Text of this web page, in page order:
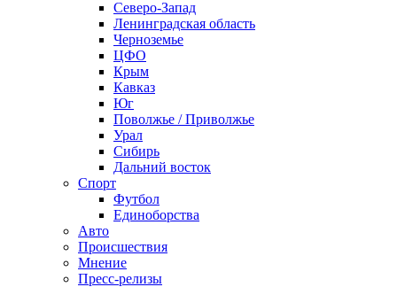
Северо-Запад
Ленинградская область
Черноземье
ЦФО
Крым
Кавказ
Юг
Поволжье / Приволжье
Урал
Сибирь
Дальний восток
Спорт
Футбол
Единоборства
Авто
Происшествия
Мнение
Пресс-релизы